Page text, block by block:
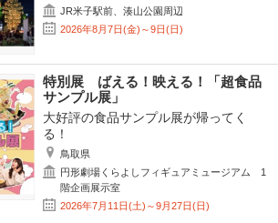
JR米子駅前、湊山公園周辺
2026年8月7日(金)～9日(日)
特別展 ばえる！映える！「超食品
サンプル展」
大好評の食品サンプル展が帰ってく
る！
鳥取県
円形劇場くらよしフィギュアミュージアム 1
階企画展示室
2026年7月11日(土)～9月27日(日)